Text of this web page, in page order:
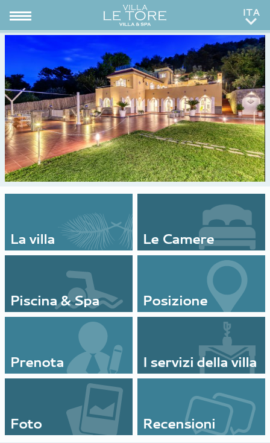
ENG
RUS
La villa Le Camere
Piscina & Spa Posizione
Prenota I servizi della villa
Foto Recensioni